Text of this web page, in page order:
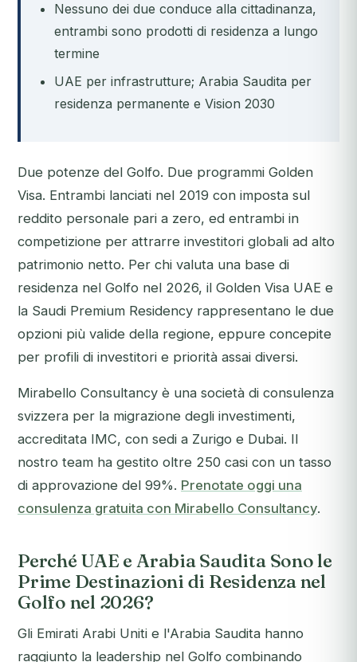
Nessuno dei due conduce alla cittadinanza,
entrambi sono prodotti di residenza a lungo
termine
UAE per infrastrutture; Arabia Saudita per
residenza permanente e Vision 2030
Due potenze del Golfo. Due programmi Golden
Visa. Entrambi lanciati nel 2019 con imposta sul
reddito personale pari a zero, ed entrambi in
competizione per attrarre investitori globali ad alto
patrimonio netto. Per chi valuta una base di
residenza nel Golfo nel 2026, il Golden Visa UAE e
la Saudi Premium Residency rappresentano le due
opzioni più valide della regione, eppure concepite
per profili di investitori e priorità assai diversi.
Mirabello Consultancy è una società di consulenza
svizzera per la migrazione degli investimenti,
accreditata IMC, con sedi a Zurigo e Dubai. Il
nostro team ha gestito oltre 250 casi con un tasso
di approvazione del 99%. Prenotate oggi una
consulenza gratuita con Mirabello Consultancy.
Perché UAE e Arabia Saudita Sono le
Prime Destinazioni di Residenza nel
Golfo nel 2026?
Gli Emirati Arabi Uniti e l'Arabia Saudita hanno
raggiunto la leadership nel Golfo combinando